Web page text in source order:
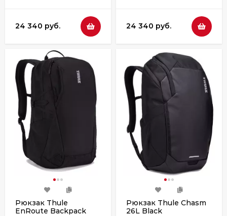
24 340 руб. 24 340 руб.
Рюкзак Thule
EnRoute Backpack
Рюкзак Thule Chasm
26L Black